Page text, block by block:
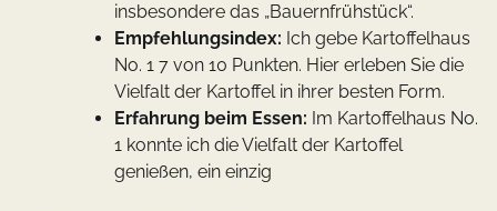
insbesondere das „Bauernfrühstück“.
Empfehlungsindex: Ich gebe Kartoffelhaus
No. 1 7 von 10 Punkten. Hier erleben Sie die
Vielfalt der Kartoffel in ihrer besten Form.
Erfahrung beim Essen: Im Kartoffelhaus No.
1 konnte ich die Vielfalt der Kartoffel
genießen, ein einzig